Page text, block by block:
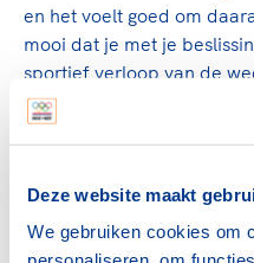
Deze website maakt
We gebruiken cookies om
Lees verder
en het voelt goed om
mooi dat je met je
sportief verloop van de
het beste uit zichzelf te
enorm veel: je ontwikkelt
zelfvertrouwen.
Daarnaast ontmoet je als